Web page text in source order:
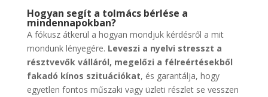
Hogyan segít a tolmács bérlése a
mindennapokban?
A fókusz átkerül a hogyan mondjuk kérdésről a mit
mondunk lényegére. Leveszi a nyelvi stresszt a
résztvevők válláról, megelőzi a félreértésekből
fakadó kínos szituációkat, és garantálja, hogy
egyetlen fontos műszaki vagy üzleti részlet se vesszen